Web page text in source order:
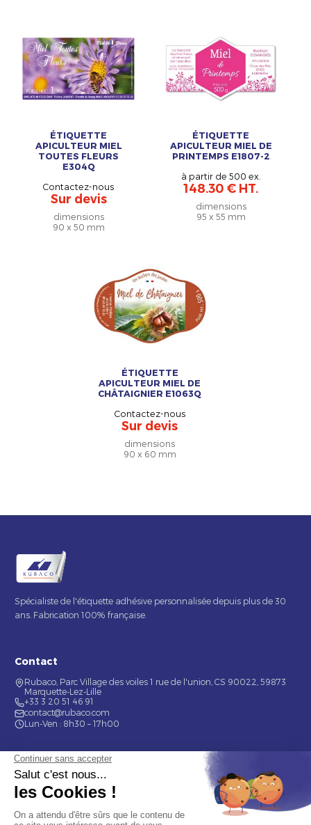
ÉTIQUETTE
APICULTEUR MIEL
TOUTES FLEURS
E304Q
Contactez-nous
Sur devis
dimensions
90 x 50 mm
ÉTIQUETTE
APICULTEUR MIEL DE
PRINTEMPS E1807-2
à partir de 500 ex.
148.30 € HT.
dimensions
95 x 55 mm
ÉTIQUETTE
APICULTEUR MIEL DE
CHÂTAIGNIER E1063Q
Contactez-nous
Sur devis
dimensions
90 x 60 mm
Spécialiste de l'étiquette adhésive personnalisée depuis plus de 30
ans. Fabrication 100% française.
Contact
Rubaco, Parc Village des voiles 1 rue de l'union, CS 90022, 59873
Marquette-Lez-Lille
+33 3 20 51 46 91
contact@rubaco.com
Lun-Ven : 8h30 – 17h00
Nos services
Étiquette alimentaire
Étiquette de bouteilles